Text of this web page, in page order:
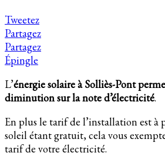
Tweetez
Partagez
Partagez
Épingle
L’énergie solaire à Solliès-Pont
diminution sur la note d’électricité.
En plus le tarif de l’installation est à
soleil étant gratuit, cela vous
tarif de votre électricité.